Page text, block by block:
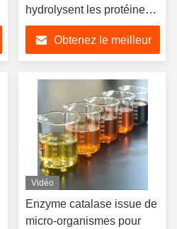
hydrolysent les protéines
et les peptides
Obtenez le meilleur
Vidéo
Enzyme catalase issue de
micro-organismes pour